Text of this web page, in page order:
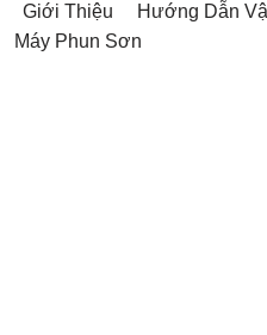
Giới Thiệu Hướng Dẫn
Máy Phun Sơn